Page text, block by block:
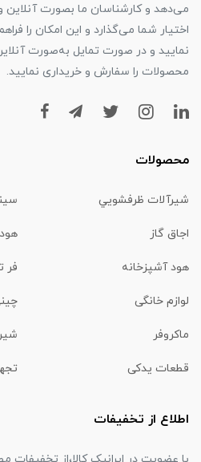
می‌دهد و کارشناسان ما بصورت آنلاین
اختیار شما می‌گذارد و این امکان را
نمایید و در صورت تمایل به‌صورت
محصولات را سفارش و خریداری نمایید.
محصولات
شیرآلات ظرفشويي
اجاق گاز
هود آشپزخانه فر
لوازم خانگی
ماكروفر
قطعات یدکی
اطلاع از تخفیفات